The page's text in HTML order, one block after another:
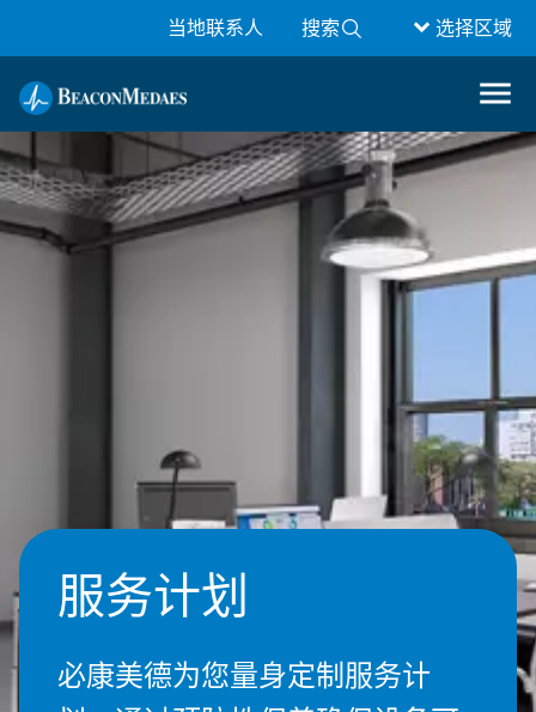
当地联系人 搜索 选择区域
服务计划
必康美德为您量身定制服务计